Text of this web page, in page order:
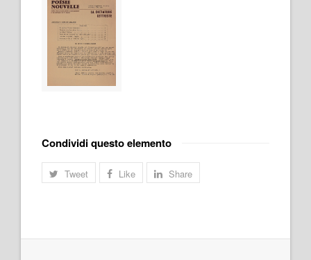
Condividi questo elemento
Tweet Like Share